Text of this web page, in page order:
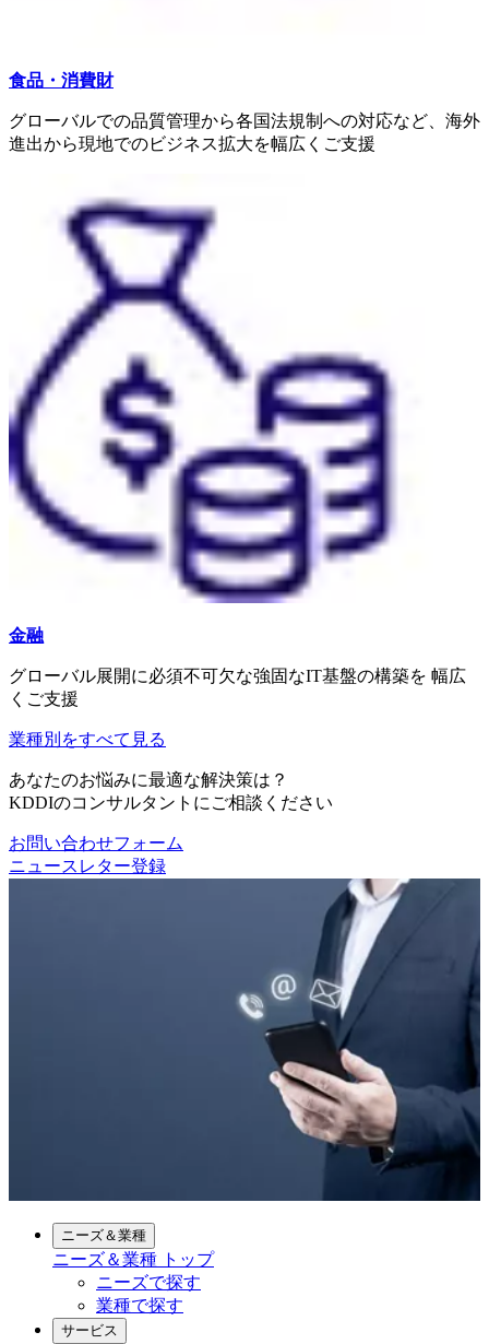
食品・消費財
グローバルでの品質管理から各国法規制への対応など、海外
進出から現地でのビジネス拡大を幅広くご支援
金融
グローバル展開に必須不可欠な強固なIT基盤の構築を 幅広
くご支援
業種別をすべて見る
あなたのお悩みに最適な解決策は？
KDDIのコンサルタントにご相談ください
お問い合わせフォーム
ニュースレター登録
ニーズ＆業種
ニーズ＆業種 トップ
ニーズで探す
業種で探す
サービス